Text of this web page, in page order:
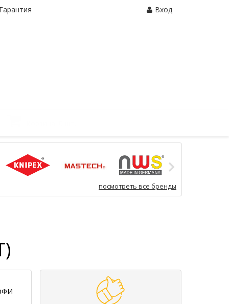
Гарантия Вход
посмотреть все бренды